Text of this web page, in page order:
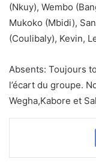
(Nkuy), Wembo
Mukoko (Mbidi),
(Coulibaly), Kevin,
Absents: Toujours
l’écart du groupe.
Wegha,Kabore et